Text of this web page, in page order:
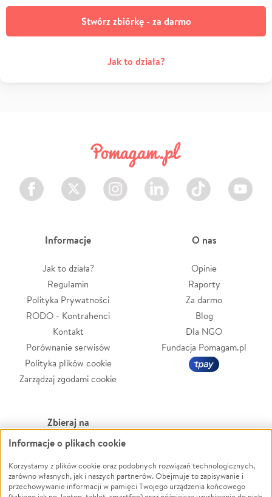
Stwórz zbiórkę - za darmo
Jak to działa?
Facebook Twitter Instagram LinkedIn TikTok Youtube
Informacje
Jak to działa?
Regulamin
Polityka Prywatności
RODO - Kontrahenci
Kontakt
Porównanie serwisów
Polityka plików cookie
Zarządzaj zgodami cookie
O nas
Opinie
Raporty
Za darmo
Blog
Dla NGO
Fundacja Pomagam.pl
Zbieraj na
Leczenie
Zwierzęta
Pożar
Powódź
Wichura
Informacje o plikach cookie
Korzystamy z plików cookie oraz podobnych rozwiązań technologicznych,
zarówno własnych, jak i naszych partnerów. Obejmuje to zapisywanie i
przechowywanie informacji w pamięci Twojego urządzenia końcowego